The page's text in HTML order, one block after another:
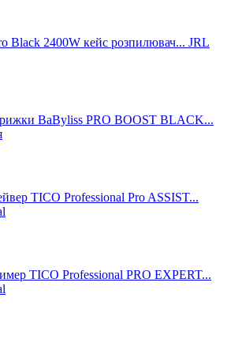
Black 2400W кейс розпилювач... JRL
BaByliss PRO BOOST BLACK...
TICO Professional Pro ASSIST...
TICO Professional PRO EXPERT...